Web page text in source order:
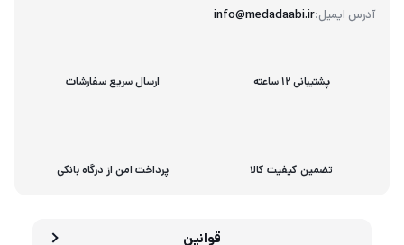
آدرس ایمیل:info@medadaabi.ir
پشتیبانی 12 ساعته ارسال سریع سفارشات
تضمین کیفیت کالا پرداخت امن از درگاه بانکی
قوانین